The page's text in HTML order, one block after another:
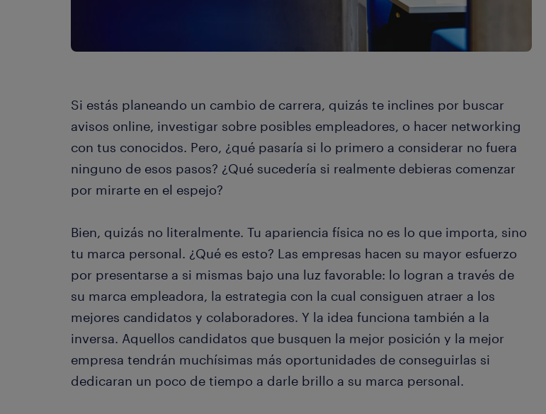
Si estás planeando un cambio de carrera, quizás te inclines por buscar
avisos online, investigar sobre posibles empleadores, o hacer networking
con tus conocidos. Pero, ¿qué pasaría si lo primero a considerar no fuera
ninguno de esos pasos? ¿Qué sucedería si realmente debieras comenzar
por mirarte en el espejo?
Bien, quizás no literalmente. Tu apariencia física no es lo que importa, sino
tu marca personal. ¿Qué es esto? Las empresas hacen su mayor esfuerzo
por presentarse a si mismas bajo una luz favorable: lo logran a través de
su marca empleadora, la estrategia con la cual consiguen atraer a los
mejores candidatos y colaboradores. Y la idea funciona también a la
inversa. Aquellos candidatos que busquen la mejor posición y la mejor
empresa tendrán muchísimas más oportunidades de conseguirlas si
dedicaran un poco de tiempo a darle brillo a su marca personal.